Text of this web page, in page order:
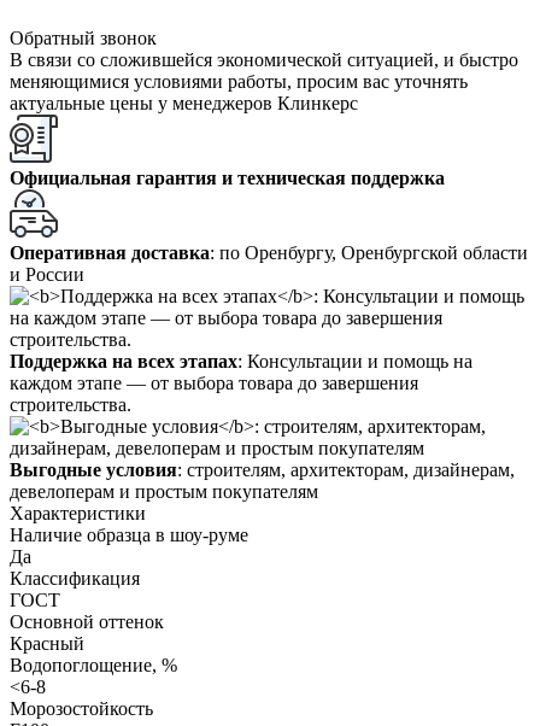
Обратный звонок
В связи со сложившейся экономической ситуацией, и быстро
меняющимися условиями работы, просим вас уточнять
актуальные цены у менеджеров Клинкерс
Официальная гарантия и техническая поддержка
Оперативная доставка: по Оренбургу, Оренбургской области
и России
Поддержка на всех этапах: Консультации и помощь на
каждом этапе — от выбора товара до завершения
строительства.
Выгодные условия: строителям, архитекторам, дизайнерам,
девелоперам и простым покупателям
Характеристики
Наличие образца в шоу-руме
Да
Классификация
ГОСТ
Основной оттенок
Красный
Водопоглощение, %
<6-8
Морозостойкость